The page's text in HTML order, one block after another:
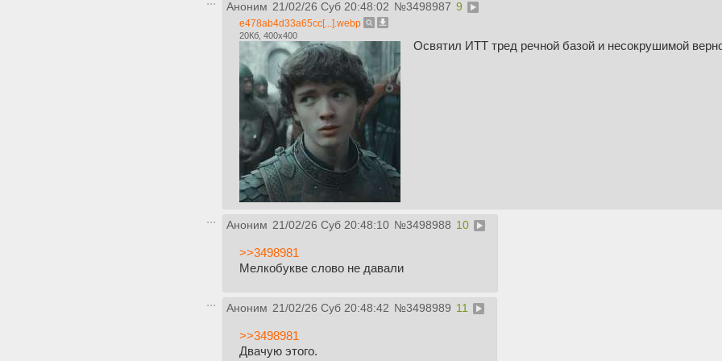
Аноним 21/02/26 Суб 20:48:02 №3498987 9
e478ab4d33a65cc[...].webp
20Кб, 400x400
Освятил ИТТ тред речной базой и несокрушимой
Аноним 21/02/26 Суб 20:48:10 №3498988 10
>>3498981
Мелкобукве слово не давали
Аноним 21/02/26 Суб 20:48:42 №3498989 11
>>3498981
Двачую этого.